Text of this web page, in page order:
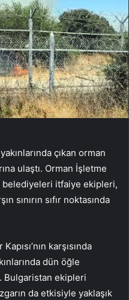
çıkan orman
ulaştı. Orman İşletme
belediyeleri itfaiye ekipleri,
sınırın sıfır noktasında
karşısında
dün öğle
Bulgaristan ekipleri
da etkisiyle yaklaşık